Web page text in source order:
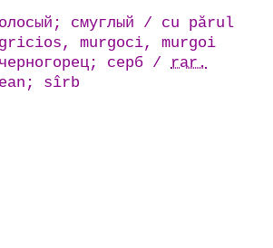
смуглый / cu părul
murgoci, murgoi
серб / rar.
sîrb